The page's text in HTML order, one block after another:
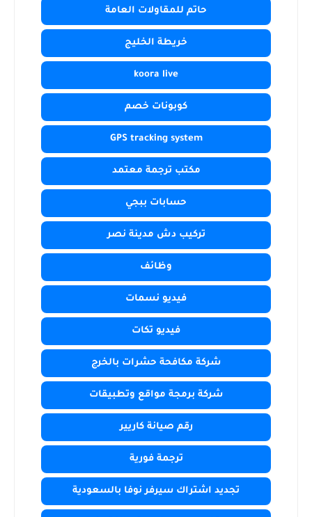
حاتم للمقاولات العامة
خريطة الخليج
koora live
كوبونات خصم
GPS tracking system
مكتب ترجمة معتمد
حسابات ببجي
تركيب دش مدينة نصر
وظائف
فيديو نسمات
فيديو تكات
شركة مكافحة حشرات بالخرج
شركة برمجة مواقع وتطبيقات
رقم صيانة كاريير
ترجمة فورية
تجديد اشتراك سيرفر نوفا بالسعودية